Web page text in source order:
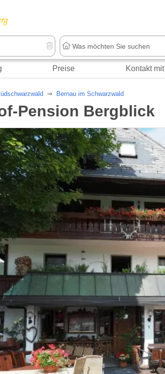
Preise Kontakt
Bernau im Schwarzwald
Pension Bergblick